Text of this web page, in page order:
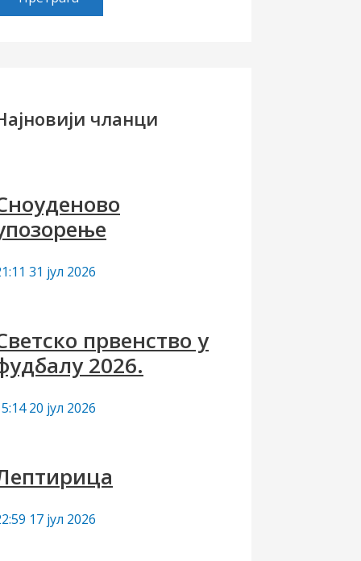
чланци
31 јул 2026
првенство у
2026.
20 јул 2026
17 јул 2026